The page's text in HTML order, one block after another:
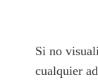
Si no
cualquier